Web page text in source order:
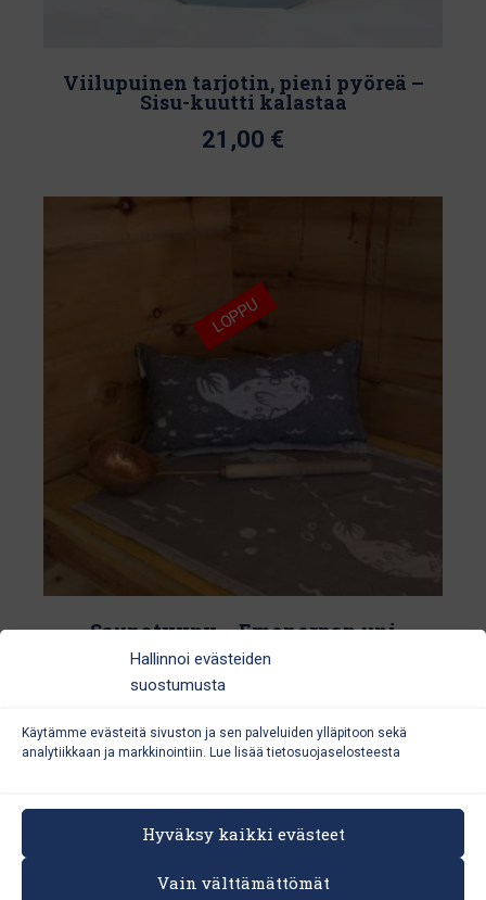
Hallinnoi evästeiden
suostumusta
Käytämme evästeitä sivuston ja sen palveluiden ylläpitoon sekä
analytiikkaan ja markkinointiin. Lue lisäätietosuojaselosteesta
Hyväksy kaikki evästeet
Vain välttämättömät
Viilupuinen tarjotin, pieni pyöreä –
Sisu-kuutti kalastaa
21,00 €
muunnelma.
Voit
tuotteen
sivulla.
Saunatyyny – Emonorpan uni
29,00
LOPPU